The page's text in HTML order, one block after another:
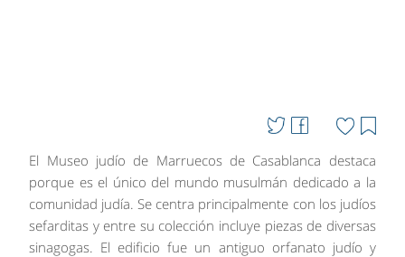
El Museo judío de Marruecos de Casablanca destaca
porque es el único del mundo musulmán dedicado a la
comunidad judía. Se centra principalmente con los judíos
sefarditas y entre su colección incluye piezas de diversas
sinagogas. El edificio fue un antiguo orfanato judío y